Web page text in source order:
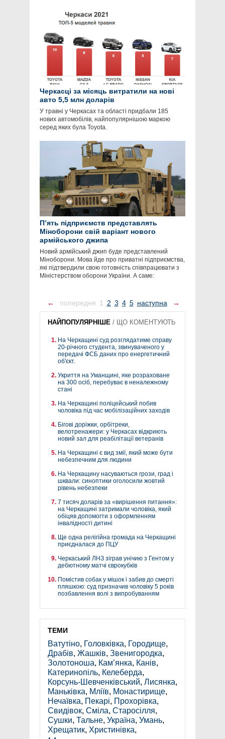
Черкасці за місяць витратили на нові
авто 5,5 млн доларів
У травні у Черкасах та області придбали 185
нових автомобілів, найпопулярнішою маркою
серед яких була Toyota.
П’ять підприємств представлять
Міноборони свій варіант нового
армійського джипа
Новий армійський джип буде представлений
Міноборони. Мова йде про приватні підприємства,
які підтвердили свою готовність співпрацювати з
Міністерством оборони України. А саме:
← попередня 1 2 3 4 5 наступна →
НАЙПОПУЛЯРНІШЕ / ЩО КОМЕНТУЮТЬ
На Черкащині суд розглядатиме справу
20-річного студента, звинуваченого у
передачі ФСБ даних про енергетичний
об'єкт.
Укриття на Уманщині, яке розраховане
на 300 осіб, перебуває в неналежному
стані
На Черкащині поліцейський побив
чоловіка під час мобілізаційних заходів
Бігові доріжки, орбітреки,
велотренажери: у Черкасах відкриють
новий зал для реабілітації ветеранів
На Черкащині є вид змії, який може бути
небезпечним для людини
На Черкащину насуваються грози, град і
шквали: синоптики оголосили жовтий
рівень небезпеки
7 тисяч доларів за «вирішення питання»:
на Черкащині затримали чоловіка, який
обіцяв допомогти з оформленням
інвалідності дитині
Ще одна релігійна громада на Черкащині
приєдналася до ПЦУ
Черкаський ЛНЗ зіграв унічию з Гентом у
дебютному матчі єврокубків
Помістив собак у мішок і забив до смерті
пляшкою: суд призначив чоловіку 5 років
позбавлення волі з випробуванням
ТЕМИ
Ватутіно, Головківка, Городище,
Драбів, Жашків, Звенигородка,
Золотоноша, Кам’янка, Канів,
Катеринопіль, Келеберда,
Корсунь-Шевченківський, Лисянка,
Маньківка, Мліїв, Монастирище,
Нечаївка, Пекарі, Прохорівка,
Свидівок, Сміла, Старосілля,
Сушки, Тальне, Україна, Умань,
Хрещатик, Христинівка,